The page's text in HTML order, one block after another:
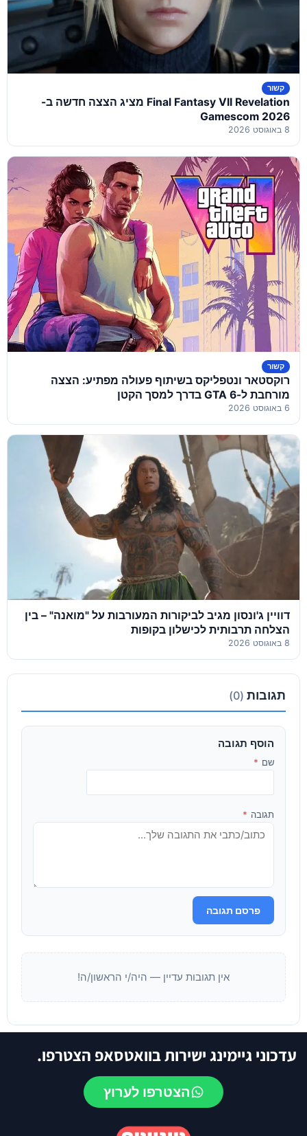
קשור
Final Fantasy VII Revelation מציג הצצה חדשה ב-
Gamescom 2026
8 באוגוסט 2026
קשור
רוקסטאר ונטפליקס בשיתוף פעולה מפתיע: הצצה
מורחבת ל-GTA 6 בדרך למסך הקטן
6 באוגוסט 2026
דוויין ג'ונסון מגיב לביקורות המעורבות על "מואנה" – בין
הצלחה תרבותית לכישלון בקופות
8 באוגוסט 2026
תגובות (0)
הוסף תגובה
שם *
תגובה *
פרסם תגובה
אין תגובות עדיין — היה/י הראשון/ה!
עדכוני גיימינג ישירות בוואטסאפ הצטרפו.
הצטרפו לערוץ